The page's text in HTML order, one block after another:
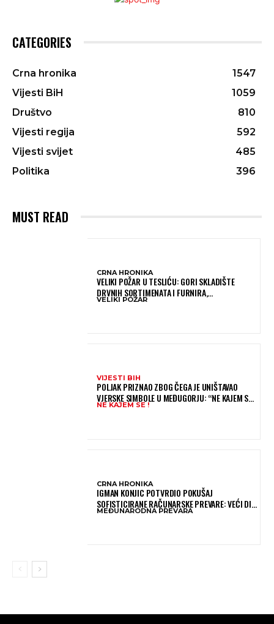
CATEGORIES
Crna hronika
1547
Vijesti BiH
1059
Društvo
810
Vijesti regija
592
Vijesti svijet
485
Politika
396
MUST READ
CRNA HRONIKA
VELIKI POŽAR U TESLIĆU: GORI SKLADIŠTE
DRVNIH SORTIMENATA I FURNIRA,
VATROGASCIMA STIŽE POMOĆ IZ VIŠE GRADOVA
VELIKI POŽAR
VIJESTI BIH
POLJAK PRIZNAO ZBOG ČEGA JE UNIŠTAVAO
VJERSKE SIMBOLE U MEĐUGORJU: “NE KAJEM SE I
PONOVIO BIH SVE”
NE KAJEM SE !
CRNA HRONIKA
IGMAN KONJIC POTVRDIO POKUŠAJ
SOFISTICIRANE RAČUNARSKE PREVARE: VEĆI DIO
NOVCA BLOKIRAN, OČEKUJE SE POVRAT
MEĐUNARODNA PREVARA